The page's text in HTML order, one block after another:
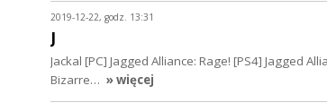
2019-12-22, godz. 13:31
J
Jackal [PC] Jagged Alliance: Rage! [PS4] Jagged
Bizarre… » więcej